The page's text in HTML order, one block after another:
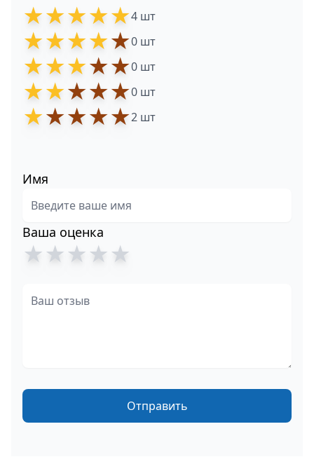
★★★★★4 шт
★★★★★0 шт
★★★★★0 шт
★★★★★0 шт
★★★★★2 шт
Имя
Ваша оценка
★★★★★
Отправить